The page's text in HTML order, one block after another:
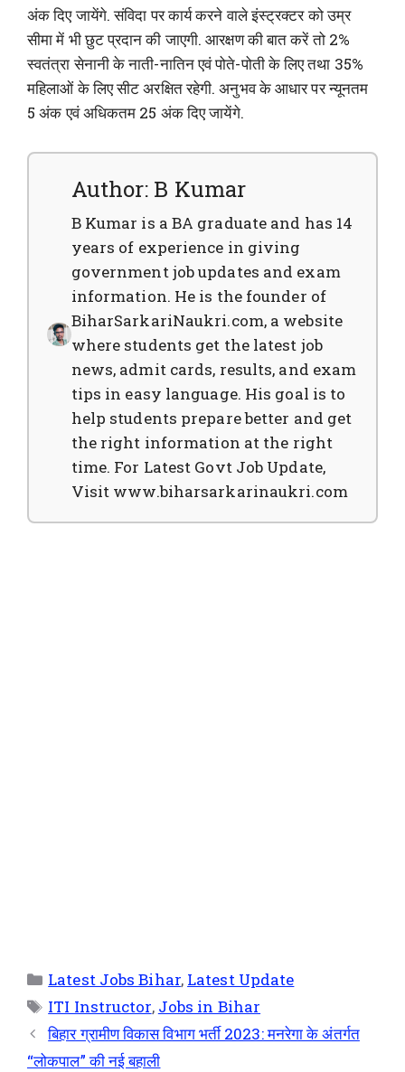
अंक दिए जायेंगे. संविदा पर कार्य करने वाले इंस्ट्रक्टर को उम्र
सीमा में भी छुट प्रदान की जाएगी. आरक्षण की बात करें तो 2%
स्वतंत्रा सेनानी के नाती-नातिन एवं पोते-पोती के लिए तथा 35%
महिलाओं के लिए सीट अरक्षित रहेगी. अनुभव के आधार पर न्यूनतम
5 अंक एवं अधिकतम 25 अंक दिए जायेंगे.
Author: B Kumar
B Kumar is a BA graduate and has 14
years of experience in giving
government job updates and exam
information. He is the founder of
BiharSarkariNaukri.com, a website
where students get the latest job
news, admit cards, results, and exam
tips in easy language. His goal is to
help students prepare better and get
the right information at the right
time. For Latest Govt Job Update,
Visit www.biharsarkarinaukri.com
Latest Jobs Bihar, Latest Update
ITI Instructor, Jobs in Bihar
बिहार ग्रामीण विकास विभाग भर्ती 2023: मनरेगा के अंतर्गत
“लोकपाल” की नई बहाली